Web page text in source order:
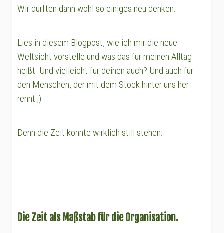
Wir dürften dann wohl so einiges neu denken.
Lies in diesem Blogpost, wie ich mir die neue
Weltsicht vorstelle und was das für meinen Alltag
heißt. Und vielleicht für deinen auch? Und auch für
den Menschen, der mit dem Stock hinter uns her
rennt ;)
Denn die Zeit könnte wirklich still stehen.
Die Zeit als Maßstab für die Organisation.